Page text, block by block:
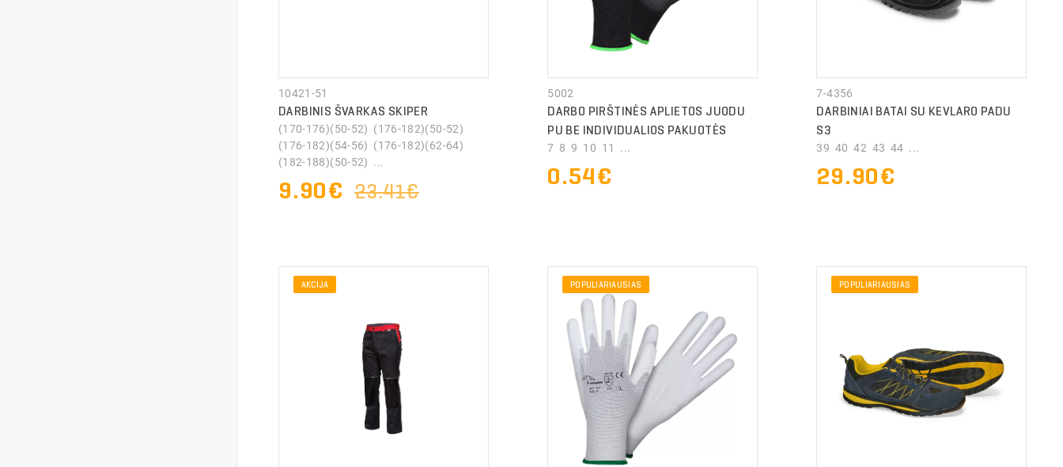
10421-51
DARBINIS ŠVARKAS SKIPER
(170-176)(50-52) (176-182)(50-52)
(176-182)(54-56) (176-182)(62-64)
(182-188)(50-52) ...
9.90€23.41€
5002
DARBO PIRŠTINĖS APLIETOS JUODU
PU BE INDIVIDUALIOS PAKUOTĖS
7 8 9 10 11 ...
0.54€
7-4356
DARBINIAI BATAI SU KEVLARO PADU
S3
39 40 42 43 44 ...
29.90€
AKCIJA POPULIARIAUSIAS POPULIARIAUSIAS